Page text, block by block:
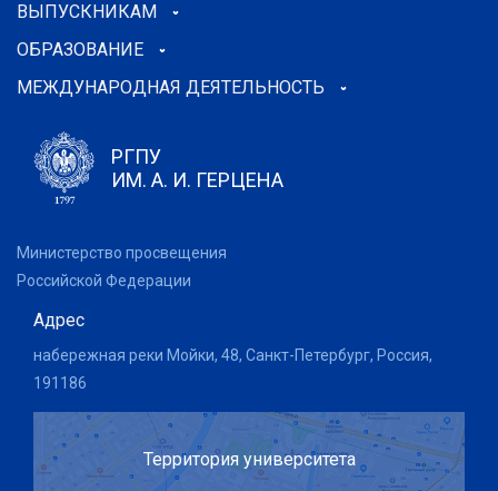
ВЫПУСКНИКАМ
ОБРАЗОВАНИЕ
МЕЖДУНАРОДНАЯ ДЕЯТЕЛЬНОСТЬ
РГПУ
ИМ. А. И. ГЕРЦЕНА
Министерство просвещения
Российской Федерации
Адрес
набережная реки Мойки, 48, Санкт-Петербург, Россия,
191186
Территория университета